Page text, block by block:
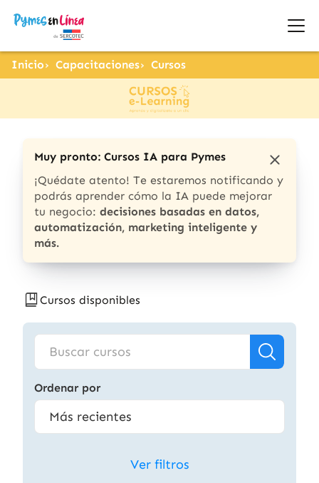
Inicio Capacitaciones Cursos
Muy pronto: Cursos IA para Pymes
¡Quédate atento! Te estaremos notificando y
podrás aprender cómo la IA puede mejorar
tu negocio: decisiones basadas en datos,
automatización, marketing inteligente y
más.
Cursos disponibles
Ordenar por
Ver filtros